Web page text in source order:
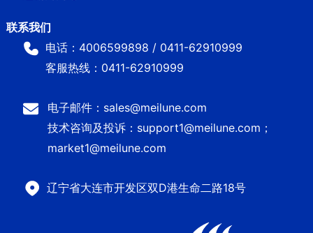
电话：4006599898 / 0411-62910999
客服热线：0411-62910999
电子邮件：sales@meilune.com
技术咨询及投诉：support1@meilune.com；
market1@meilune.com
辽宁省大连市开发区双D港生命二路18号